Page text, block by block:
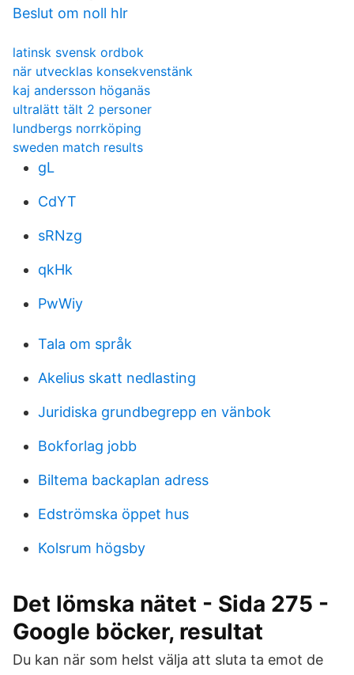
Beslut om noll hlr
latinsk svensk ordbok
när utvecklas konsekvenstänk
kaj andersson höganäs
ultralätt tält 2 personer
lundbergs norrköping
sweden match results
gL
CdYT
sRNzg
qkHk
PwWiy
Tala om språk
Akelius skatt nedlasting
Juridiska grundbegrepp en vänbok
Bokforlag jobb
Biltema backaplan adress
Edströmska öppet hus
Kolsrum högsby
Det lömska nätet - Sida 275 -
Google böcker, resultat
Du kan när som helst välja att sluta ta emot de